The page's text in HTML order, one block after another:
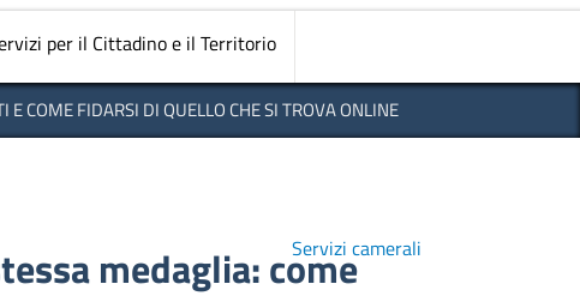
per il Cittadino e il Territorio
E COME FIDARSI DI QUELLO CHE SI TROVA ONLINE
medaglia: comeServizi camerali